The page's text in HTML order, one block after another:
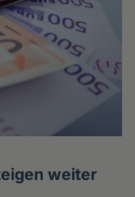
weiter